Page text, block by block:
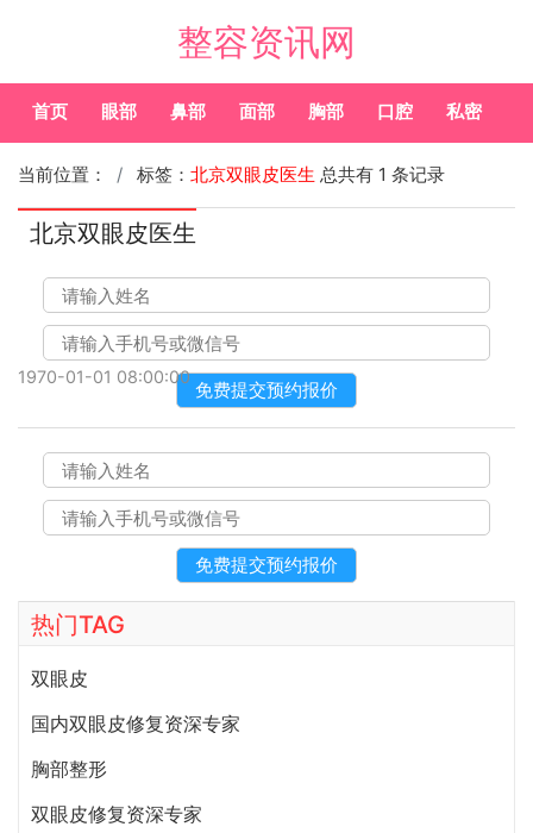
整容资讯网
首页 眼部 鼻部 面部 胸部 口腔 私密
当前位置： 标签： 北京双眼皮医生 总共有 1 条记录
北京双眼皮医生
1970-01-01 08:00:00
热门TAG
双眼皮
国内双眼皮修复资深专家
胸部整形
双眼皮修复资深专家